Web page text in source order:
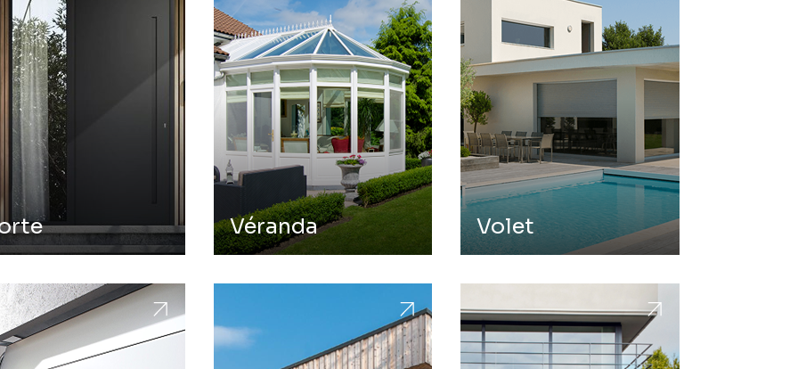
Véranda Volet